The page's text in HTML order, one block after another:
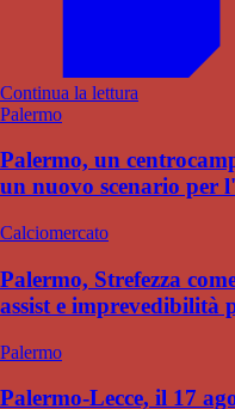
Continua la lettura
Palermo
Palermo, un
un nuovo scenario per
Calciomercato
Palermo, Strefezza
assist e imprevedibilità
Palermo
Palermo-Lecce, il 17